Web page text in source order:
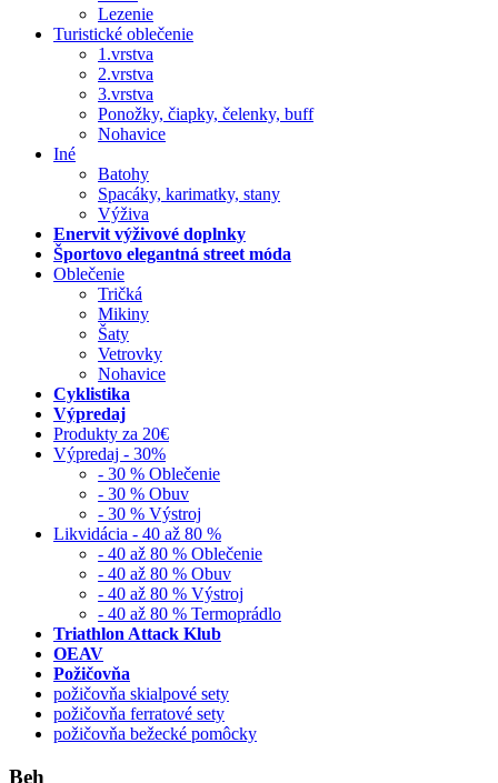
Lezenie
Turistické oblečenie
1.vrstva
2.vrstva
3.vrstva
Ponožky, čiapky, čelenky, buff
Nohavice
Iné
Batohy
Spacáky, karimatky, stany
Výživa
Enervit výživové doplnky
Športovo elegantná street móda
Oblečenie
Tričká
Mikiny
Šaty
Vetrovky
Nohavice
Cyklistika
Výpredaj
Produkty za 20€
Výpredaj - 30%
- 30 % Oblečenie
- 30 % Obuv
- 30 % Výstroj
Likvidácia - 40 až 80 %
- 40 až 80 % Oblečenie
- 40 až 80 % Obuv
- 40 až 80 % Výstroj
- 40 až 80 % Termoprádlo
Triathlon Attack Klub
OEAV
Požičovňa
požičovňa skialpové sety
požičovňa ferratové sety
požičovňa bežecké pomôcky
Beh